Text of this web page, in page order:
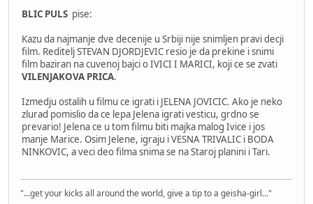
BLIC PULS pise:
Kazu da najmanje dve decenije u Srbiji nije snimljen pravi decji
film. Reditelj STEVAN DJORDJEVIC resio je da prekine i snimi
film baziran na cuvenoj bajci o IVICI I MARICI, koji ce se zvati
VILENJAKOVA PRICA.
Izmedju ostalih u filmu ce igrati i JELENA JOVICIC. Ako je neko
zlurad pomislio da ce lepa Jelena igrati vesticu, grdno se
prevario! Jelena ce u tom filmu biti majka malog Ivice i jos
manje Marice. Osim Jelene, igraju i VESNA TRIVALIC i BODA
NINKOVIC, a veci deo filma snima se na Staroj planini i Tari.
"...get your kicks all around the world, give a tip to a geisha-girl..."